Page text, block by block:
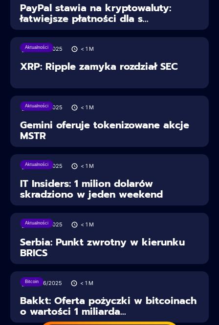
PayPal stawia na kryptowaluty:
łatwiejsze płatności dla s...
Aktualności
28/06/2025 < 1 M
XRP: Ripple zamyka rozdział SEC
Aktualności
28/06/2025 < 1 M
Gemini oferuje tokenizowane akcje
MSTR
Aktualności
28/06/2025 < 1 M
IT Insiders: 1 milion dolarów
skradziono w jeden weekend
Aktualności
28/06/2025 < 1 M
Serbia: Punkt zwrotny w kierunku
BRICS
Bitcoin
27/06/2025 < 1 M
Bakkt: Oferta pożyczki w bitcoinach
o wartości 1 miliarda...